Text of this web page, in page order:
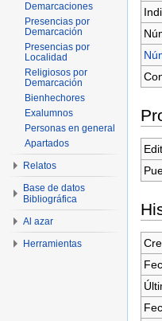
Demarcaciones
Presencias por
Demarcación
Presencias por
Localidad
Religiosos por
Demarcación
Bienhechores
Exalumnos
Personas en general
Apartados
Relatos
Base de datos
Bibliográfica
Al azar
Herramientas